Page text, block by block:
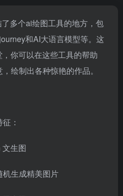
多个ai绘图工具的地方，包
和AI大语言模型等。这
你可以在这些工具的帮助
绘制出各种惊艳的作品。
：
生图
生成精美图片